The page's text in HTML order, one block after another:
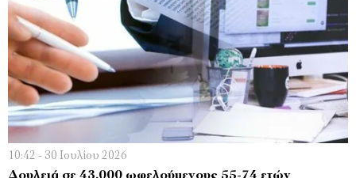
10:42 - 30 Ιουλίου 2026
Δουλειά σε 43.000 ωφελούμενους 55-74 ετών